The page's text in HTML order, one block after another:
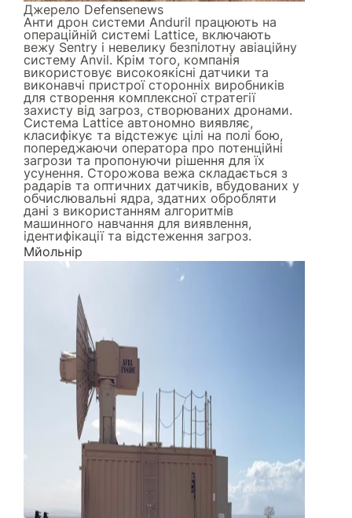
Джерело Defensenews
Анти дрон системи Anduril працюють на
операційній системі Lattice, включають
вежу Sentry і невелику безпілотну авіаційну
систему Anvil. Крім того, компанія
використовує високоякісні датчики та
виконавчі пристрої сторонніх виробників
для створення комплексної стратегії
захисту від загроз, створюваних дронами.
Система Lattice автономно виявляє,
класифікує та відстежує цілі на полі бою,
попереджаючи оператора про потенційні
загрози та пропонуючи рішення для їх
усунення. Сторожова вежа складається з
радарів та оптичних датчиків, вбудованих у
обчислювальні ядра, здатних обробляти
дані з використанням алгоритмів
машинного навчання для виявлення,
ідентифікації та відстеження загроз.
Мйольнір